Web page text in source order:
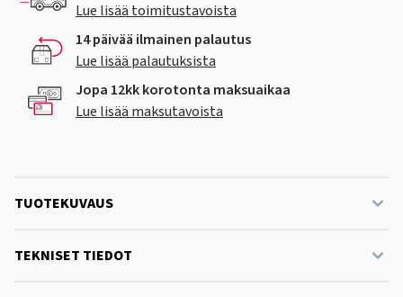
Lue lisää toimitustavoista
14 päivää ilmainen palautus
Lue lisää palautuksista
Jopa 12kk korotonta maksuaikaa
Lue lisää maksutavoista
TUOTEKUVAUS
TEKNISET TIEDOT